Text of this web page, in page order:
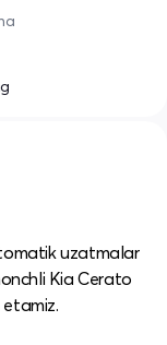
uzatmalar
Kia Cerato